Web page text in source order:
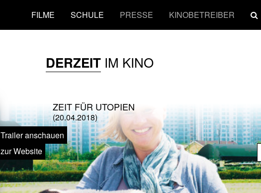
FILME SCHULE PRESSE KINOBETREIBER
DERZEITIM KINO
ZEIT FÜR UTOPIEN
(20.04.2018)
Trailer anschauen
zur Website